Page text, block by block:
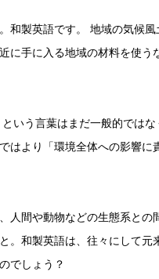
和製英語です。 地域の気候
に手に入る地域の材料を使
いう言葉はまだ一般的では
はより「環境全体への影響
人間や動物などの生態系と
。和製英語は、往々にして元
でしょう？